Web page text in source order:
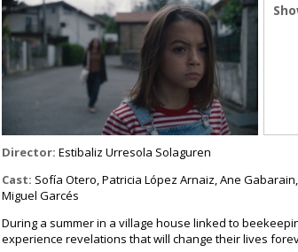
Director: Estibaliz Urresola Solaguren
Cast: Sofía Otero, Patricia López Arnaiz, Ane
Miguel Garcés
During a summer in a village house linked to
experience revelations that will change their lives